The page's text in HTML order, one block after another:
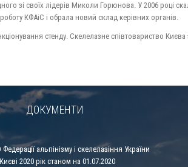
зі своїх лідерів Миколи Горюнова. У 2006 році
КФАіС і обрала новий склад керівних органів.
стенду. Скелелазне співтовариство
ДОКУМЕНТИ
альпінізму і скелелазіння України
2020 рік станом на 01.07.2020